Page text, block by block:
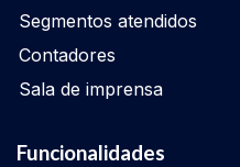
Segmentos atendidos
Contadores
Sala de imprensa
Funcionalidades